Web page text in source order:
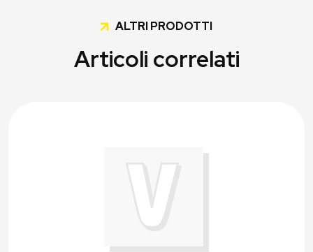
ALTRI PRODOTTI
Articoli correlati